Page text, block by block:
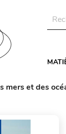
mers et des